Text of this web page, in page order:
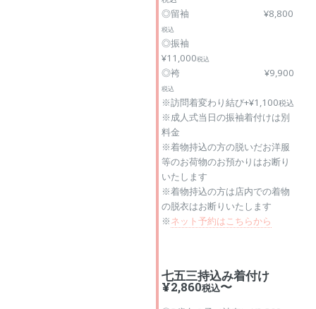
◎留袖 ¥8,800
税込
◎振袖
¥11,000税込
◎袴 ¥9,900
税込
※訪問着変わり結び+¥1,100税込
※成人式当日の振袖着付けは別
料金
※着物持込の方の脱いだお洋服
等のお荷物のお預かりはお断り
いたします
※着物持込の方は店内での着物
の脱衣はお断りいたします
※ネット予約はこちらから
七五三持込み着付け
¥2,860税込〜